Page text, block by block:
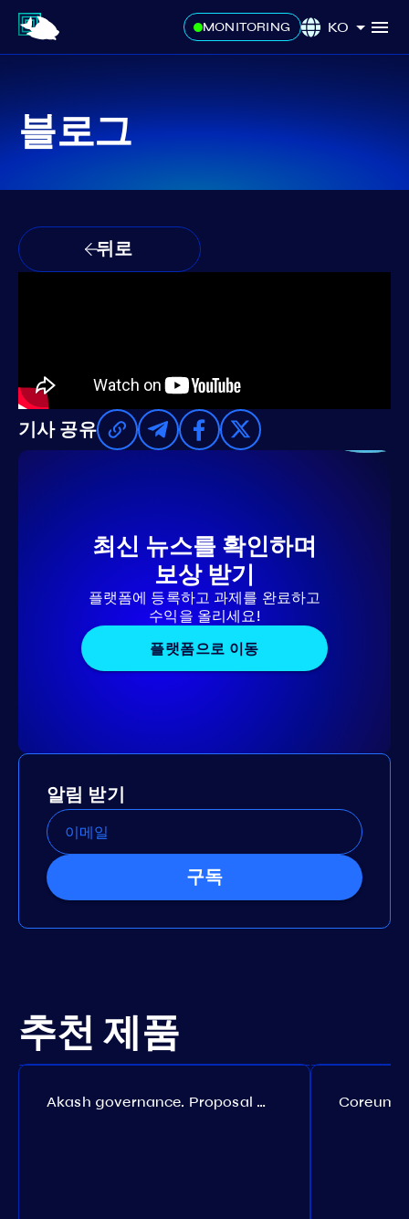
MONITORING KO
블로그
뒤로
기사 공유
최신 뉴스를 확인하며
보상 받기
플랫폼에 등록하고 과제를 완료하고
수익을 올리세요!
플랫폼으로 이동
알림 받기
구독
추천 제품
Akash governance. Proposal №308